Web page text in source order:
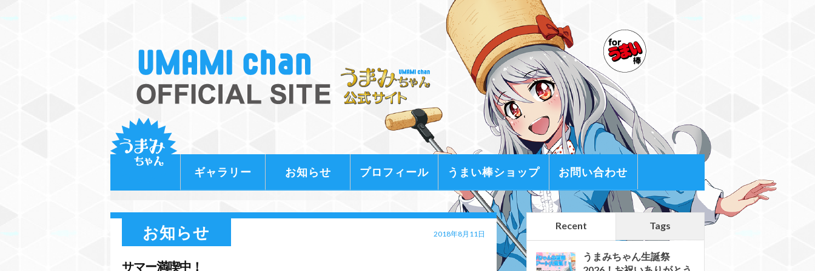
ギャラリー お知らせ プロフィール うまい棒ショップ お問い合わせ
お知らせ 2018年8月11日
サマー満喫中！
Recent Tags
うまみちゃん生誕祭